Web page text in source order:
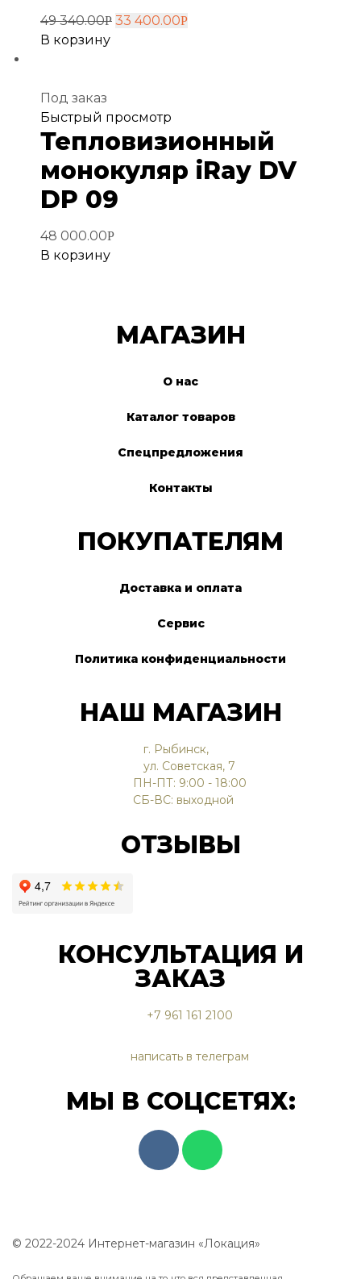
49 340.00Р 33 400.00Р
В корзину
Под заказ
Добавить
в
Быстрый просмотр
Тепловизионный
монокуляр iRay DV
DP 09
48 000.00Р
В корзину
МАГАЗИН
О нас
Каталог товаров
Спецпредложения
Контакты
ПОКУПАТЕЛЯМ
Доставка и оплата
Сервис
Политика конфиденциальности
НАШ МАГАЗИН
г. Рыбинск,
ул. Советская, 7
ПН-ПТ: 9:00 - 18:00
СБ-ВС: выходной
ОТЗЫВЫ
КОНСУЛЬТАЦИЯ И
ЗАКАЗ
+7 961 161 2100
написать в телеграм
МЫ В СОЦСЕТЯХ:
© 2022-2024 Интернет-магазин «Локация»